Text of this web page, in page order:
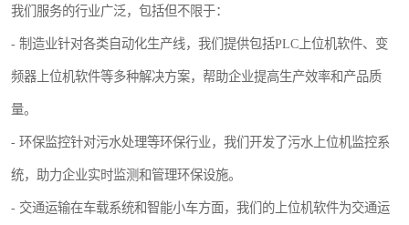
我们服务的行业广泛，包括但不限于：
- 制造业针对各类自动化生产线，我们提供包括PLC上位机软件、变
频器上位机软件等多种解决方案，帮助企业提高生产效率和产品质
量。
- 环保监控针对污水处理等环保行业，我们开发了污水上位机监控系
统，助力企业实时监测和管理环保设施。
- 交通运输在车载系统和智能小车方面，我们的上位机软件为交通运